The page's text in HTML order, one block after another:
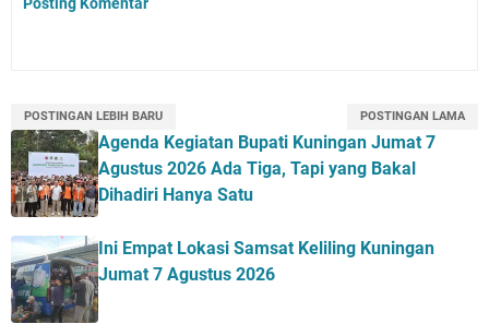
POSTINGAN LEBIH BARU POSTINGAN LAMA
Agenda Kegiatan Bupati Kuningan Jumat 7
Agustus 2026 Ada Tiga, Tapi yang Bakal
Dihadiri Hanya Satu
Ini Empat Lokasi Samsat Keliling Kuningan
Jumat 7 Agustus 2026